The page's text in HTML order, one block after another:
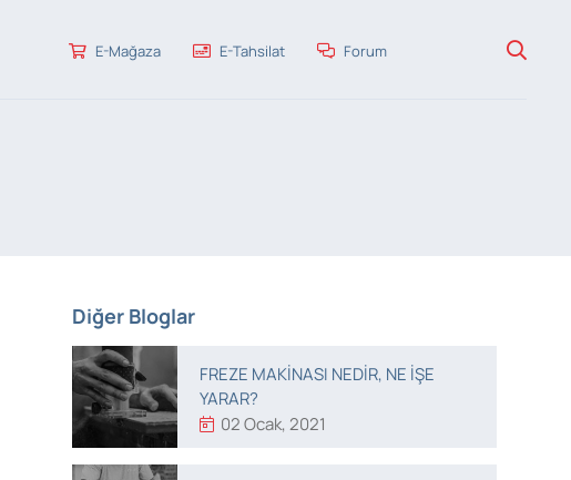
E-Mağaza E-Tahsilat Forum
Diğer Bloglar
FREZE MAKINASI NEDIR, NE IŞE
YARAR?
02 Ocak, 2021